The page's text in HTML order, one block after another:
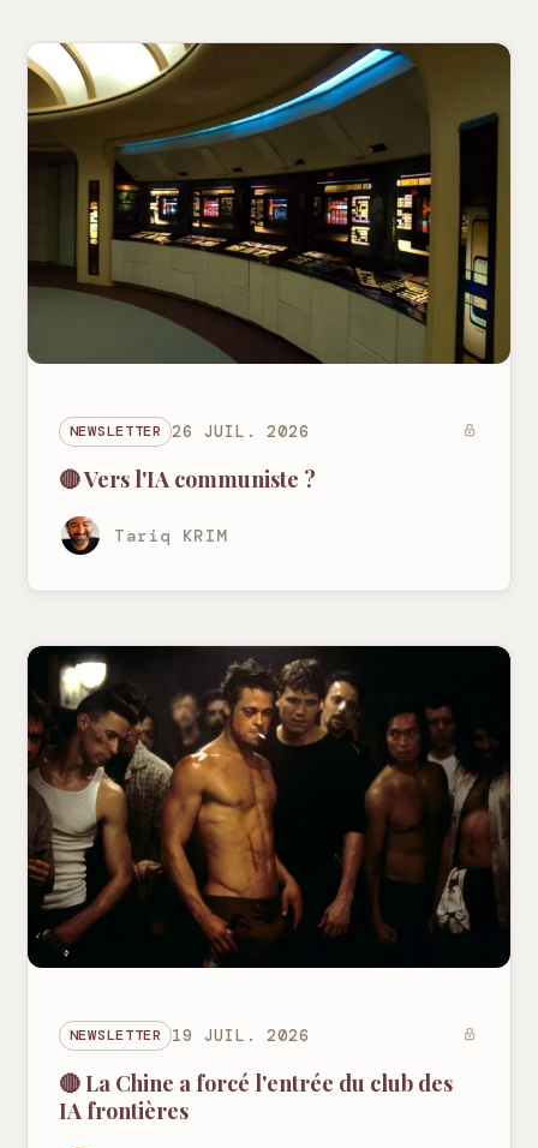
NEWSLETTER 26 JUIL. 2026
🔴 Vers l'IA communiste ?
Tariq KRIM
NEWSLETTER 19 JUIL. 2026
🔴 La Chine a forcé l'entrée du club des
IA frontières